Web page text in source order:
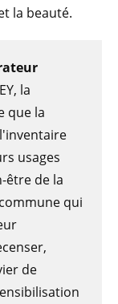
la beauté.
la
que la
usages
être de la
qui
de